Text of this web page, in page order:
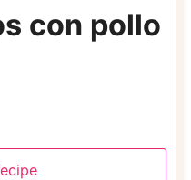
con pollo